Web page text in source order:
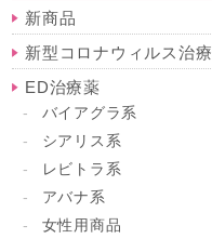
新商品
新型コロナウィルス治
ED治療薬
バイアグラ系
シアリス系
レビトラ系
アバナ系
女性用商品